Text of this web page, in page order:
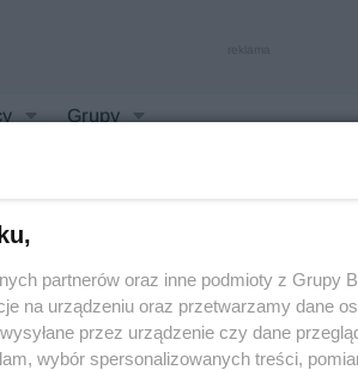
Grupy
partnerów oraz inne podmioty z Grupy
na urządzeniu oraz przetwarzamy dane
przez urządzenie czy dane
wybór spersonalizowanych treści,